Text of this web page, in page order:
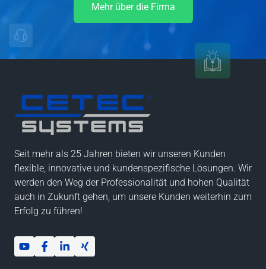
Mehr über die Firma
Seit mehr als 25 Jahren bieten wir unseren Kunden
flexible, innovative und kundenspezifische Lösungen. Wir
werden den Weg der Professionalität und hohen Qualität
auch in Zukunft gehen, um unsere Kunden weiterhin zum
Erfolg zu führen!